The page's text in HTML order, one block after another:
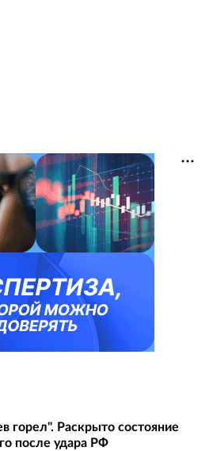
горел". Раскрыто состояние
после удара РФ